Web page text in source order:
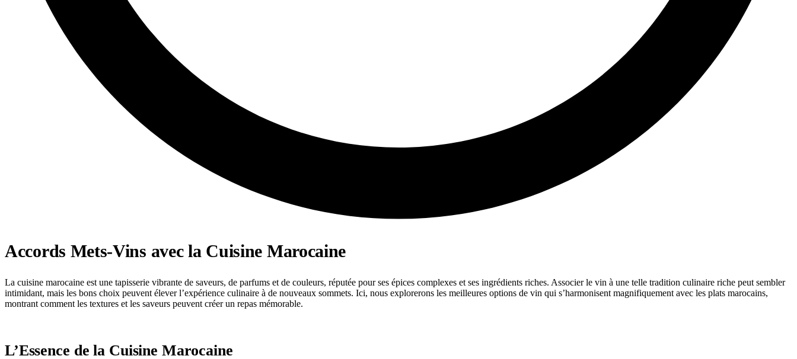
Accords Mets-Vins avec la Cuisine Marocaine
La cuisine marocaine est une tapisserie vibrante de saveurs, de parfums et de couleurs, réputée pour ses épices complexes et ses ingrédients riches. Associer le vin à une telle tradition culinaire riche peut sembler
intimidant, mais les bons choix peuvent élever l’expérience culinaire à de nouveaux sommets. Ici, nous explorerons les meilleures options de vin qui s’harmonisent magnifiquement avec les plats marocains,
montrant comment les textures et les saveurs peuvent créer un repas mémorable.
L’Essence de la Cuisine Marocaine